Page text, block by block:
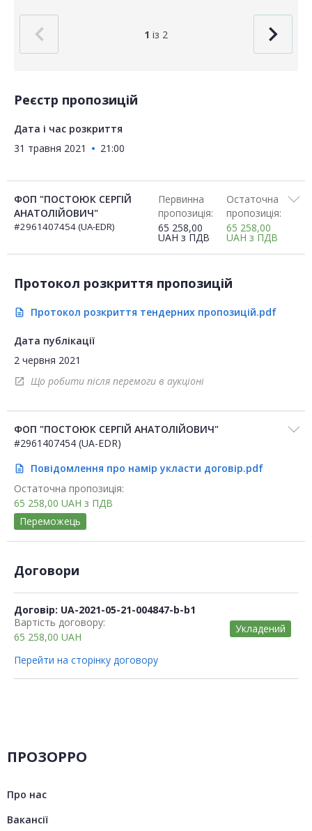
1 із 2
Реєстр пропозицій
Дата і час розкриття
31 травня 2021
21:00
ФОП "ПОСТОЮК СЕРГІЙ
АНАТОЛІЙОВИЧ"
#2961407454 (UA-EDR)
Первинна
пропозиція:
65 258,00
UAH з ПДВ
Остаточна
пропозиція:
65 258,00
UAH з ПДВ
Протокол розкриття пропозицій
description Протокол розкриття тендерних пропозицій.pdf
Дата публікації
2 червня 2021
open_in_new Що робити після перемоги в аукціоні
ФОП "ПОСТОЮК СЕРГІЙ АНАТОЛІЙОВИЧ"
#2961407454 (UA-EDR)
description
Повідомлення про намір укласти договір.pdf
Остаточна пропозиція:
65 258,00 UAH з ПДВ
Переможець
Договори
Договір: UA-2021-05-21-004847-b-b1
Вартість договору:
65 258,00 UAH
Укладений
Перейти на сторінку договору
ПРОЗОРРО
Про нас
Вакансії